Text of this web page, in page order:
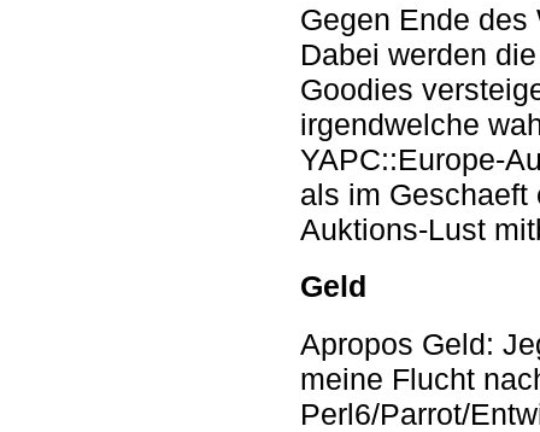
Gegen Ende
Dabei werden
Goodies
irgendwelche
YAPC::Europe-
als im Geschaeft
Auktions-Lust
Geld
Apropos Geld:
meine Flucht
Perl6/Parrot/